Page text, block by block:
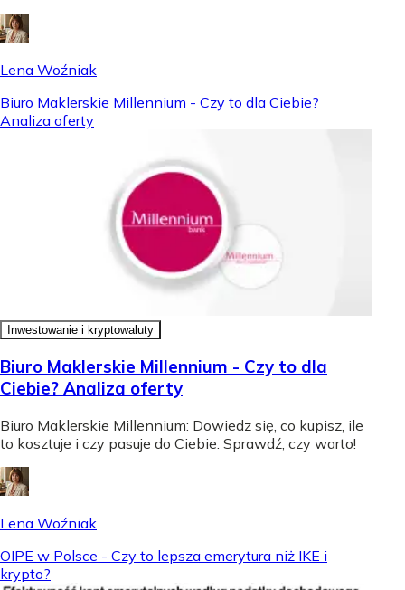
Lena Woźniak
Biuro Maklerskie Millennium - Czy to dla Ciebie?
Analiza oferty
Inwestowanie i kryptowaluty
Biuro Maklerskie Millennium - Czy to dla
Ciebie? Analiza oferty
Biuro Maklerskie Millennium: Dowiedz się, co kupisz, ile
to kosztuje i czy pasuje do Ciebie. Sprawdź, czy warto!
Lena Woźniak
OIPE w Polsce - Czy to lepsza emerytura niż IKE i
krypto?